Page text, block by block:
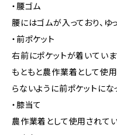
・腰ゴム
腰にはゴムが入っており、ゆ
・前ポケット
右前にポケットが着いていま
もともと農作業着として使
らないように前ポケットにな
・膝当て
農作業着として使用されて